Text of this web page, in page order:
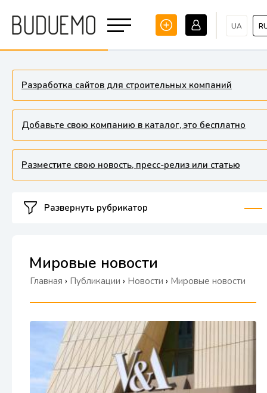
UA
Разработка сайтов для строительных компаний
Добавьте свою компанию в каталог, это бесплатно
Разместите свою новость, пресс-релиз или статью
Развернуть рубрикатор
Мировые новости
Главная › Публикации › Новости › Мировые новости